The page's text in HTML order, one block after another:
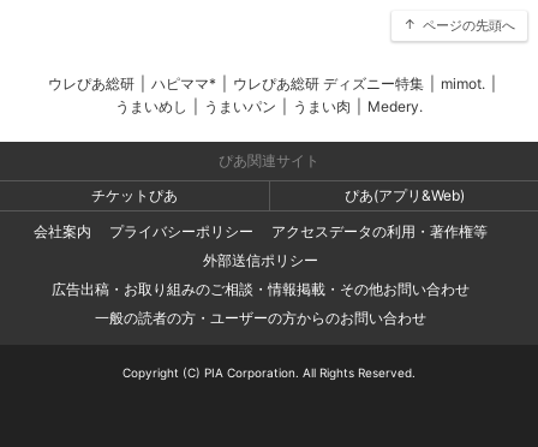
ページの先頭へ
ウレぴあ総研 ハピママ* ウレぴあ総研 ディズニー特集 mimot.
うまいめし
うまいパン うまい肉 Medery.
ぴあ関連サイト
チケットぴあ
ぴあ(アプリ&Web)
会社案内
プライバシーポリシー
アクセスデータの利用・著作権等
外部送信ポリシー
広告出稿・お取り組みのご相談・情報掲載・その他お問い合わせ
一般の読者の方・ユーザーの方からのお問い合わせ
Copyright (C) PIA Corporation. All Rights Reserved.